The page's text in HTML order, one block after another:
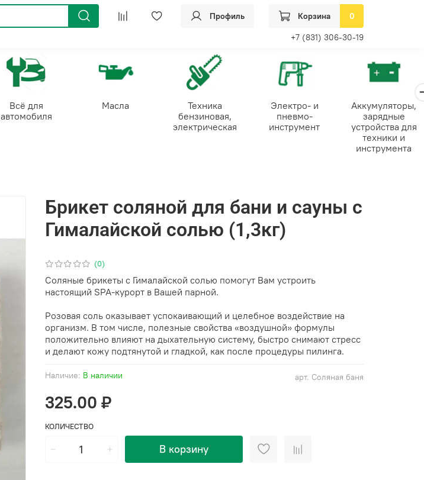
Профиль Корзина 0
+7 (831) 306-30-19
Всё для
автомобиля
Масла
Техника
бензиновая,
электрическая
Электро- и
пневмо-
инструмент
Аккумуляторы,
зарядные
устройства для
техники и
инструмента
(0)
арт. Соляная баня
Наличие: В наличии
Брикет соляной для бани и сауны с
Гималайской солью (1,3кг)
325.00 ₽
КОЛИЧЕСТВО
В корзину
Соляные брикеты с Гималайской солью помогут Вам устроить
настоящий SPA-курорт в Вашей парной.
Розовая соль оказывает успокаивающий и целебное воздействие на
организм. В том числе, полезные свойства «воздушной» формулы
положительно влияют на дыхательную систему, быстро снимают стресс
и делают кожу подтянутой и гладкой, как после процедуры пилинга.